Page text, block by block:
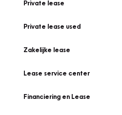
Private lease
Private lease used
Zakelijke lease
Lease service center
Financiering en Lease